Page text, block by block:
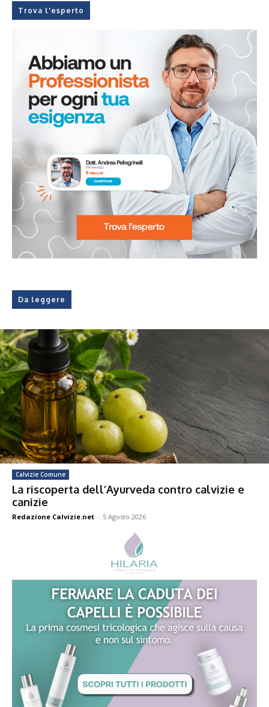
Trova l'esperto
Da leggere
Calvizie Comune
La riscoperta dell’Ayurveda contro calvizie e
canizie
Redazione Calvizie.net - 5 Agosto 2026